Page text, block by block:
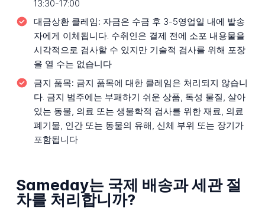
13:30-17:00
대금상환 클레임: 자금은 수금 후 3-5영업일 내에 발송
자에게 이체됩니다. 수취인은 결제 전에 소포 내용물을
시각적으로 검사할 수 있지만 기술적 검사를 위해 포장
을 열 수는 없습니다
금지 품목: 금지 품목에 대한 클레임은 처리되지 않습니
다. 금지 범주에는 부패하기 쉬운 상품, 독성 물질, 살아
있는 동물, 의료 또는 생물학적 검사를 위한 재료, 의료
폐기물, 인간 또는 동물의 유해, 신체 부위 또는 장기가
포함됩니다
Sameday는 국제 배송과 세관 절
차를 처리합니까?